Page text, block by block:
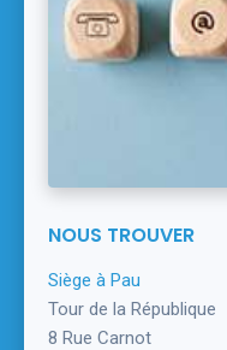
NOUS TROUVER
Siège à Pau
Tour de la République
8 Rue Carnot